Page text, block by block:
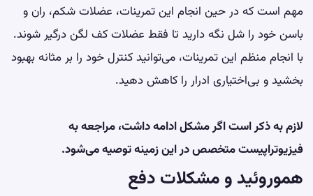
مهم است که در حین انجام این تمرینات، عضلات شکم، ران و
باسن خود را شل نگه دارید تا فقط عضلات کف لگن درگیر شوند.
با انجام منظم این تمرینات، می‌توانید کنترل خود را بر مثانه بهبود
بخشید و بی‌اختیاری ادرار را کاهش دهید.
لازم به ذکر است اگر مشکل ادامه داشت، مراجعه به
فیزیوتراپیست متخصص در این زمینه توصیه می‌شود.
هموروئید و مشکلات دفع